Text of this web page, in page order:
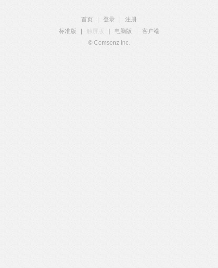
首页 登录
注册
标准版
触屏版 电脑版
客户端
© Comsenz Inc.